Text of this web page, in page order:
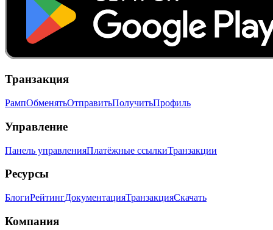
Транзакция
РампОбменятьОтправитьПолучитьПрофиль
Управление
Панель управленияПлатёжные ссылкиТранзакции
Ресурсы
БлогиРейтингДокументацияТранзакцияСкачать
Компания